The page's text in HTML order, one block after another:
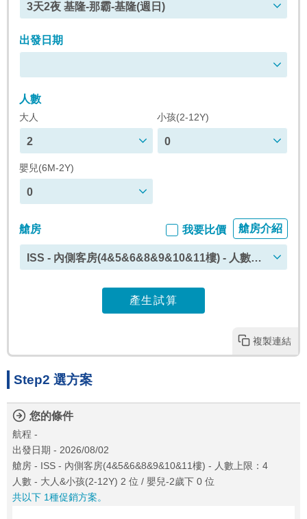
3天2夜 基隆-那霸-基隆(週日)
出發日期
人數
大人
2
小孩(2-12Y)
0
嬰兒(6M-2Y)
0
艙房 我要比價 艙房介紹
ISS - 內側客房(4&5&6&8&9&10&11樓) - 人數上
產生試算
複製連結
Step2 選方案
您的條件
航程 -
出發日期 - 2026/08/02
艙房 - ISS - 內側客房(4&5&6&8&9&10&11樓) - 人數上限：4
人數 - 大人&小孩(2-12Y) 2 位 / 嬰兒-2歲下 0 位
共以下 1種促銷方案。